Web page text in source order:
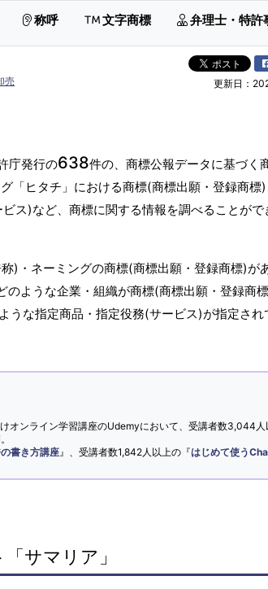
称呼 文字商標 弁理士・特許
売
更新日：
庁発行の638件の、商標公報データに基づく
「ヒタチ」における商標(商標出願・登録商標
ス)など、商標に関する情報を調べることがで
)・ネーミングの商標(商標出願・登録商標)が
ような企業・組織が商標(商標出願・登録商
うな指定商品・指定役務(サービス)が指定され
オンライン学習講座のUdemyにおいて、受講者数3,044人
書き方講座 』、受講者数1,842人以上の『はじめて使う
サマリア」